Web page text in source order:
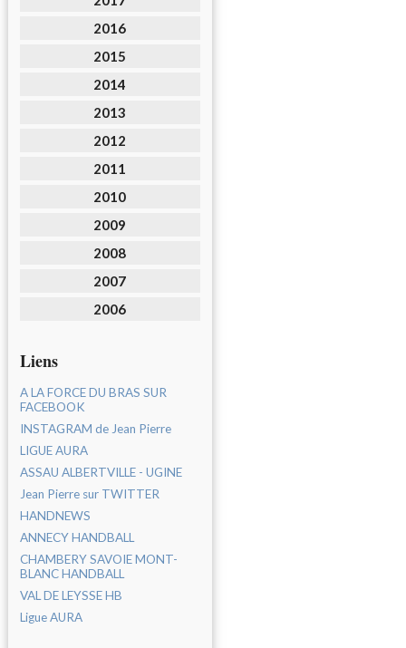
2016
2015
2014
2013
2012
2011
2010
2009
2008
2007
2006
Liens
A LA FORCE DU BRAS SUR
FACEBOOK
INSTAGRAM de Jean Pierre
LIGUE AURA
ASSAU ALBERTVILLE - UGINE
Jean Pierre sur TWITTER
HANDNEWS
ANNECY HANDBALL
CHAMBERY SAVOIE MONT-
BLANC HANDBALL
VAL DE LEYSSE HB
Ligue AURA